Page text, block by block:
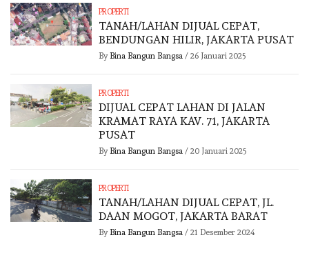
PROPERTI
TANAH/LAHAN DIJUAL CEPAT,
BENDUNGAN HILIR, JAKARTA PUSAT
By Bina Bangun Bangsa / 26 Januari 2025
PROPERTI
DIJUAL CEPAT LAHAN DI JALAN
KRAMAT RAYA KAV. 71, JAKARTA
PUSAT
By Bina Bangun Bangsa / 20 Januari 2025
PROPERTI
TANAH/LAHAN DIJUAL CEPAT, JL.
DAAN MOGOT, JAKARTA BARAT
By Bina Bangun Bangsa / 21 Desember 2024